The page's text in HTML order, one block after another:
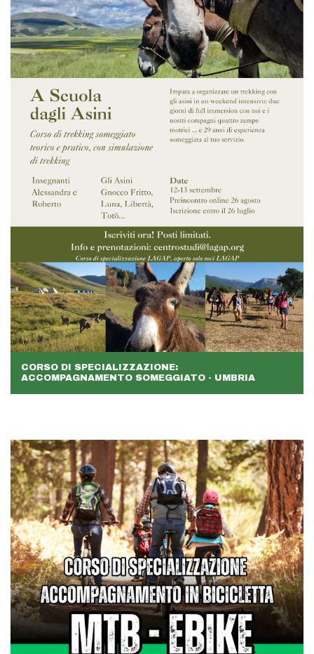
CORSO DI SPECIALIZZAZIONE:
ACCOMPAGNAMENTO SOMEGGIATO - UMBRIA